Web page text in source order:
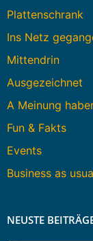
Plattenschrank
Ins Netz
Mittendrin
Ausgezeichnet
A Meinung
Fun & Fakts
Events
Business as
NEUSTE